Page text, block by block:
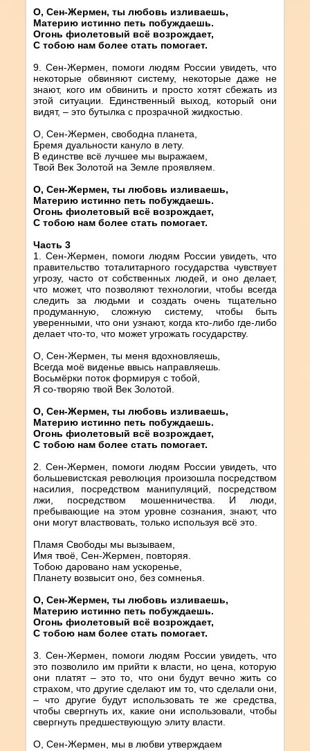
О, Сен-Жермен, ты любовь изливаешь,
Материю истинно петь побуждаешь.
Огонь фиолетовый всё возрождает,
С тобою нам более стать помогает.
9. Сен-Жермен, помоги людям России увидеть, что
некоторые обвиняют систему, некоторые даже не
знают, кого им обвинить и просто хотят сбежать из
этой ситуации. Единственный выход, который они
видят, – это бутылка с прозрачной жидкостью.
О, Сен-Жермен, свободна планета,
Бремя дуальности кануло в лету.
В единстве всё лучшее мы выражаем,
Твой Век Золотой на Земле проявляем.
О, Сен-Жермен, ты любовь изливаешь,
Материю истинно петь побуждаешь.
Огонь фиолетовый всё возрождает,
С тобою нам более стать помогает.
Часть 3
1. Сен-Жермен, помоги людям России увидеть, что
правительство тоталитарного государства чувствует
угрозу, часто от собственных людей, и оно делает,
что может, что позволяют технологии, чтобы всегда
следить за людьми и создать очень тщательно
продуманную, сложную систему, чтобы быть
уверенными, что они узнают, когда кто-либо где-либо
делает что-то, что может угрожать государству.
О, Сен-Жермен, ты меня вдохновляешь,
Всегда моё виденье ввысь направляешь.
Восьмёрки поток формируя с тобой,
Я со-творяю твой Век Золотой.
О, Сен-Жермен, ты любовь изливаешь,
Материю истинно петь побуждаешь.
Огонь фиолетовый всё возрождает,
С тобою нам более стать помогает.
2. Сен-Жермен, помоги людям России увидеть, что
большевистская революция произошла посредством
насилия, посредством манипуляций, посредством
лжи, посредством мошенничества. И люди,
пребывающие на этом уровне сознания, знают, что
они могут властвовать, только используя всё это.
Пламя Свободы мы вызываем,
Имя твоё, Сен-Жермен, повторяя.
Тобою даровано нам ускоренье,
Планету возвысит оно, без сомненья.
О, Сен-Жермен, ты любовь изливаешь,
Материю истинно петь побуждаешь.
Огонь фиолетовый всё возрождает,
С тобою нам более стать помогает.
3. Сен-Жермен, помоги людям России увидеть, что
это позволило им прийти к власти, но цена, которую
они платят – это то, что они будут вечно жить со
страхом, что другие сделают им то, что сделали они,
– что другие будут использовать те же средства,
чтобы свергнуть их, какие они использовали, чтобы
свергнуть предшествующую элиту власти.
О, Сен-Жермен, мы в любви утверждаем